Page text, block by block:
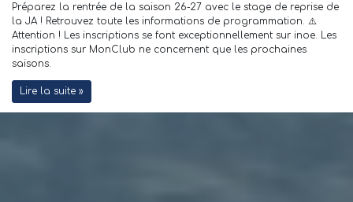
Préparez la rentrée de la saison 26-27 avec le stage de reprise de
la JA ! Retrouvez toute les informations de programmation. ⚠️
Attention ! Les inscriptions se font exceptionnellement sur inoe. Les
inscriptions sur MonClub ne concernent que les prochaines
saisons.
Lire la suite »